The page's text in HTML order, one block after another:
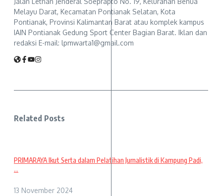
Melayu Darat, Kecamatan Pontianak Selatan, Kota
Pontianak, Provinsi Kalimantan Barat atau komplek kampus
IAIN Pontianak Gedung Sport Center Bagian Barat. Iklan dan
redaksi E-mail: lpmwarta1@gmail.com
Related Posts
PRIMARAYA Ikut Serta dalam Pelatihan Jurnalistik di Kampung Padi,
...
13 November 2024